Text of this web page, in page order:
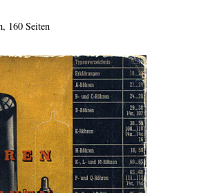
160 Seiten